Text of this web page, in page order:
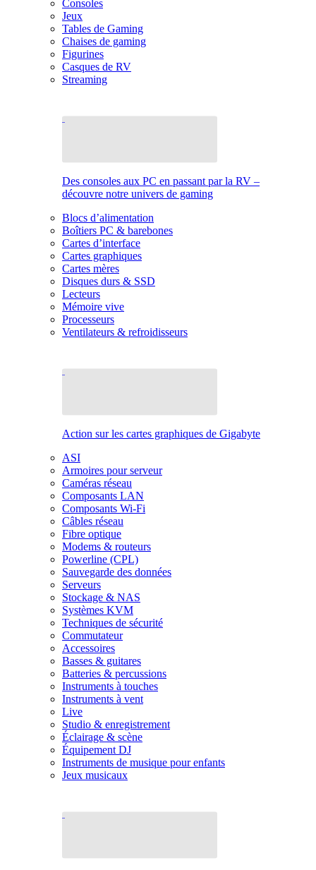
Consoles
Jeux
Tables de Gaming
Chaises de gaming
Figurines
Casques de RV
Streaming
Des consoles aux PC en passant par la RV –
découvre notre univers de gaming
Blocs d’alimentation
Boîtiers PC & barebones
Cartes d’interface
Cartes graphiques
Cartes mères
Disques durs & SSD
Lecteurs
Mémoire vive
Processeurs
Ventilateurs & refroidisseurs
Action sur les cartes graphiques de Gigabyte
ASI
Armoires pour serveur
Caméras réseau
Composants LAN
Composants Wi-Fi
Câbles réseau
Fibre optique
Modems & routeurs
Powerline (CPL)
Sauvegarde des données
Serveurs
Stockage & NAS
Systèmes KVM
Techniques de sécurité
Commutateur
Accessoires
Basses & guitares
Batteries & percussions
Instruments à touches
Instruments à vent
Live
Studio & enregistrement
Éclairage & scène
Équipement DJ
Instruments de musique pour enfants
Jeux musicaux